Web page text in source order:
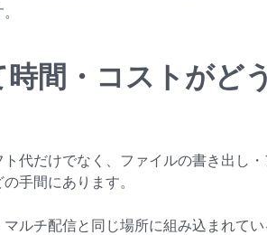
間・コストがど
代だけでなく、ファイルの書き出し
手間にあります。
ルチ配信と同じ場所に組み込まれて